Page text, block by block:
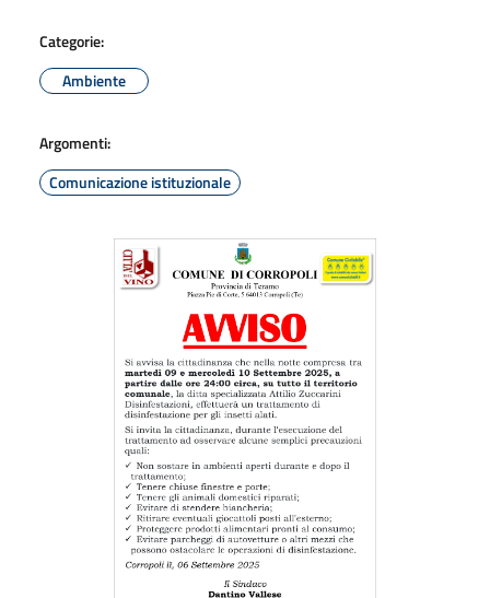
Categorie:
Ambiente
Argomenti:
Comunicazione istituzionale